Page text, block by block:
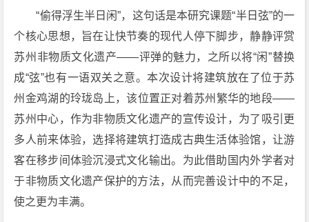
“偷得浮生半日闲”，这句话是本研究课题“半日弦”的一
个核心思想，旨在让快节奏的现代人停下脚步，静静评赏
苏州非物质文化遗产——评弹的魅力，之所以将“闲”替换
成“弦”也有一语双关之意。本次设计将建筑放在了位于苏
州金鸡湖的玲珑岛上，该位置正对着苏州繁华的地段——
苏州中心，作为非物质文化遗产的宣传设计，为了吸引更
多人前来体验，选择将建筑打造成古典生活体验馆，让游
客在移步间体验沉浸式文化输出。为此借助国内外学者对
于非物质文化遗产保护的方法，从而完善设计中的不足，
使之更为丰满。